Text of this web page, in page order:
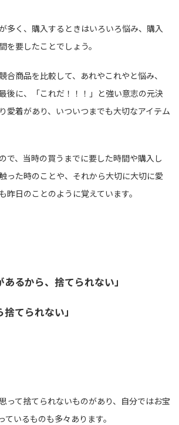
多く、購入するときはいろいろ悩み、購入
を要したことでしょう。
合商品を比較して、あれやこれやと悩み、
後に、「これだ！！！」と強い意志の元決
愛着があり、いついつまでも大切なアイテム
で、当時の買うまでに要した時間や購入し
った時のことや、それから大切に大切に愛
昨日のことのように覚えています。
あるから、捨てられない」
捨てられない」
って捨てられないものがあり、自分ではお宝
ているものも多々あります。